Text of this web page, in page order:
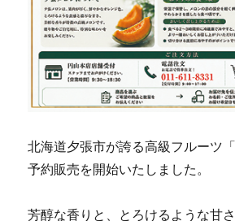
北海道夕張市が誇る高級フルーツ
予約販売を開始いたしました。
芳醇な香りと、とろけるような甘さ